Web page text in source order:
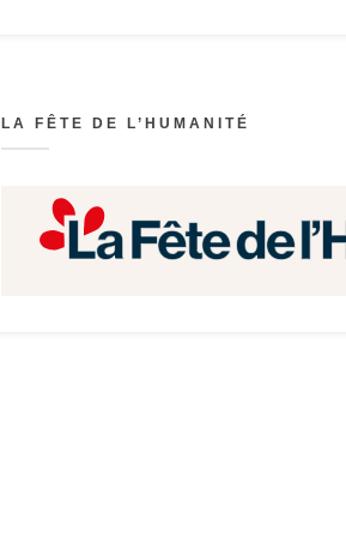
LA FÊTE DE L’HUMANITÉ